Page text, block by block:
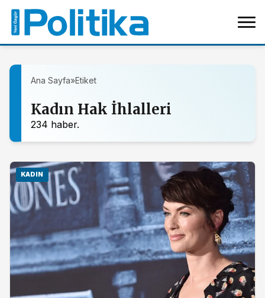
Ana Sayfa»Etiket
Kadın Hak İhlalleri
234 haber.
KADIN